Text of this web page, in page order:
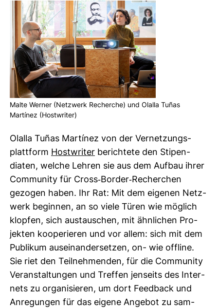
Malte Werner (Netz­werk Recherche) und Olalla Tuñas
Martínez (Host­writer)
Olalla Tuñas Martínez von der Ver­net­zungs­
platt­form Host­writer berich­tete den Sti­pen­
diaten, welche Lehren sie aus dem Aufbau ihrer
Com­mu­nity für Cross-​Border-​Recher­chen
gezogen haben. Ihr Rat: Mit dem eigenen Netz­
werk beginnen, an so viele Türen wie mög­lich
klopfen, sich aus­tau­schen, mit ähn­li­chen Pro­
jekten koope­rieren und vor allem: sich mit dem
Publikum aus­ein­an­der­setzen, on- wie off­line.
Sie riet den Teil­neh­menden, für die Com­mu­nity
Ver­an­stal­tungen und Treffen jen­seits des Inter­
nets zu orga­ni­sieren, um dort Feed­back und
Anre­gungen für das eigene Angebot zu sam­